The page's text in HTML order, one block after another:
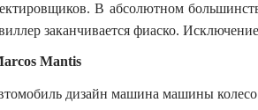
В абсолютном
заканчивается фиаско.
Mantis